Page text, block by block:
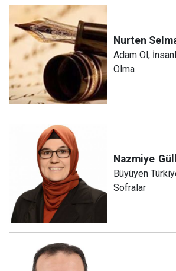
Nurten
Adam Ol,
Olma
Nazmiye
Büyüyen
Sofralar